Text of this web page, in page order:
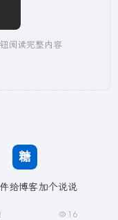
阅读完整内容
给博客加个说说
16